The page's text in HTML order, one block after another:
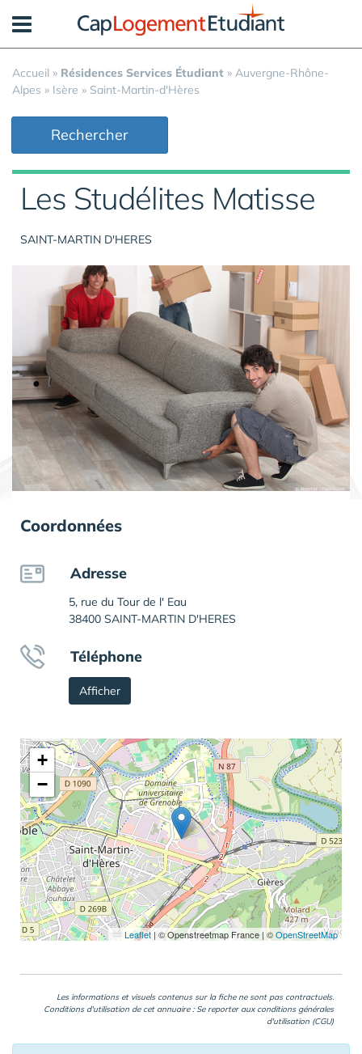
Accueil » Résidences Services Étudiant » Auvergne-Rhône-
Alpes » Isère » Saint-Martin-d'Hères
Rechercher
Les Studélites Matisse
SAINT-MARTIN D'HERES
Coordonnées
Adresse
5, rue du Tour de l' Eau
38400 SAINT-MARTIN D'HERES
Téléphone
Afficher
+
−
Leaflet | © Openstreetmap France | ©OpenStreetMap
Les informations et visuels contenus sur la fiche ne sont pas contractuels.
Conditions d'utilisation de cet annuaire : Se reporter aux conditions générales
d'utilisation (CGU)